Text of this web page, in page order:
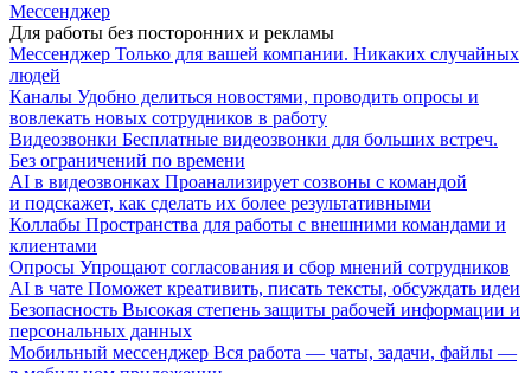
Мессенджер
Для работы без посторонних и рекламы
Мессенджер Только для вашей компании. Никаких случайных
людей
Каналы Удобно делиться новостями, проводить опросы и
вовлекать новых сотрудников в работу
Видеозвонки Бесплатные видеозвонки для больших встреч.
Без ограничений по времени
AI в видеозвонках Проанализирует созвоны с командой
и подскажет, как сделать их более результативными
Коллабы Пространства для работы с внешними командами и
клиентами
Опросы Упрощают согласования и сбор мнений сотрудников
AI в чате Поможет креативить, писать тексты, обсуждать идеи
Безопасность Высокая степень защиты рабочей информации и
персональных данных
Мобильный мессенджер Вся работа — чаты, задачи, файлы —